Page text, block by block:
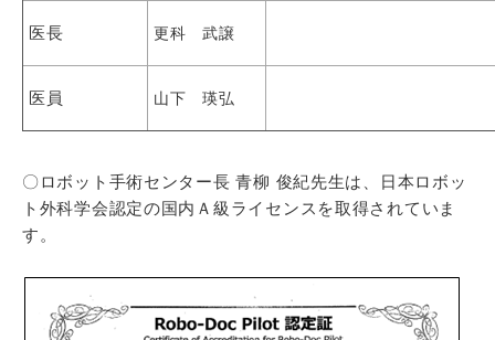
医長 更科 武譲
医員 山下 瑛弘
〇ロボット手術センター長 青柳 俊紀先生は、日本ロボッ
ト外科学会認定の国内Ａ級ライセンスを取得されていま
す。